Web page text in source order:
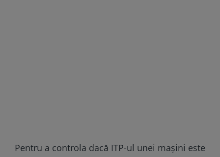
Pentru a controla dacă ITP-ul unei mașini este